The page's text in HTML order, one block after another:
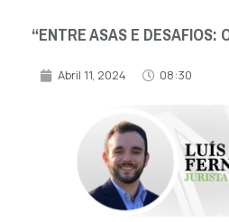
“ENTRE ASAS E DESAFIOS:
Abril 11, 2024 08:30